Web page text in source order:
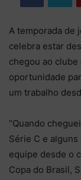
A temporada de
celebra estar
chegou ao
oportunidade
um trabalho
“Quando
Série C e
equipe desde o
Copa do Brasil,